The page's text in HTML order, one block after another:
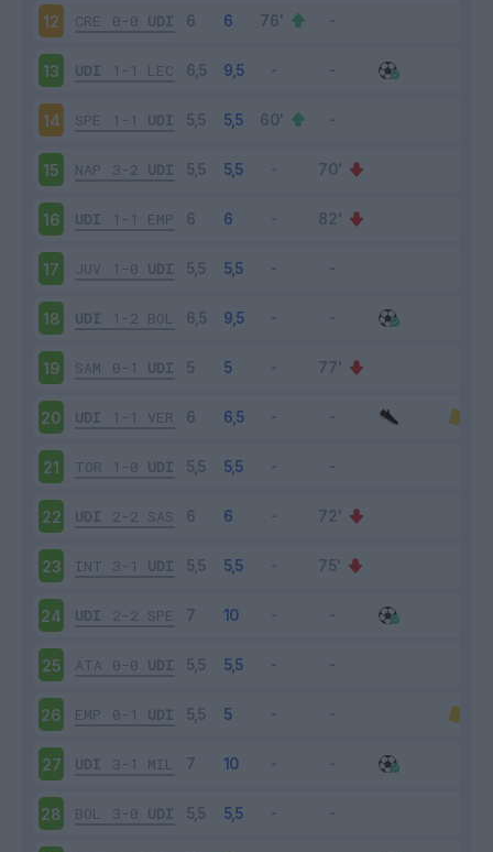
12 CRE 0-0 UDI
13 UDI 1-1 LEC
14 SPE 1-1 UDI
15 NAP 3-2 UDI
16 UDI 1-1 EMP
17 JUV 1-0 UDI
18 UDI 1-2 BOL
19 SAM 0-1 UDI
20 UDI 1-1 VER
21 TOR 1-0 UDI
22 UDI 2-2 SAS
23 INT 3-1 UDI
24 UDI 2-2 SPE
25 ATA 0-0 UDI
26 EMP 0-1 UDI
27 UDI 3-1 MIL
28 BOL 3-0 UDI